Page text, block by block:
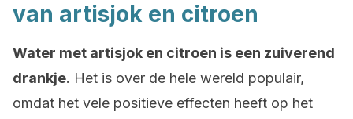
van artisjok en citroen
Water met artisjok en citroen is een zuiverend
drankje. Het is over de hele wereld populair,
omdat het vele positieve effecten heeft op het